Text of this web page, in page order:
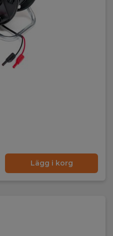
Lägg i korg